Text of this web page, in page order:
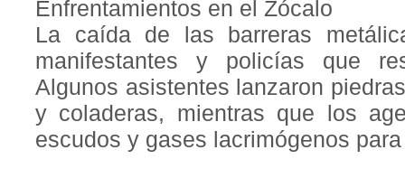
Enfrentamientos en el Zócalo
La caída de las barreras
manifestantes y policías que
Algunos asistentes lanzaron
y coladeras, mientras que los
escudos y gases lacrimógenos